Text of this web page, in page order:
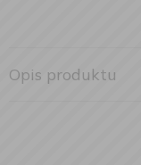
Opis produktu